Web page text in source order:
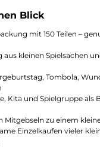
Blick
mit 150 Teilen –
aus kleinen Spielsachen
Tombola,
Kita und Spielgruppe als
Mitgebseln zu einem
Einzelkaufen vieler